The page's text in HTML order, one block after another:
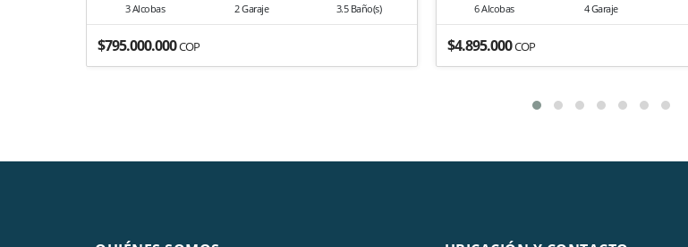
3 Alcobas 2 Garaje 3.5 Baño(s)
$795.000.000COP
6 Alcobas 4 Garaje
$4.895.000COP